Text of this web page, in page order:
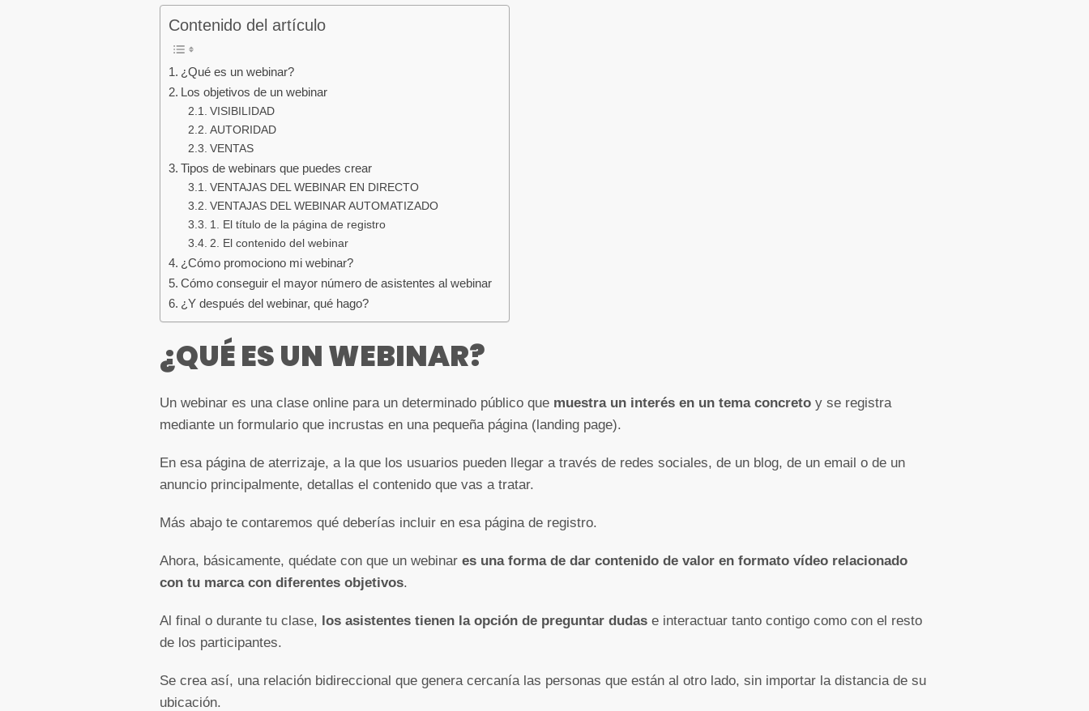
Contenido del artículo
¿Qué es un webinar?
Los objetivos de un webinar
VISIBILIDAD
AUTORIDAD
VENTAS
Tipos de webinars que puedes crear
VENTAJAS DEL WEBINAR EN DIRECTO
VENTAJAS DEL WEBINAR AUTOMATIZADO
1. El título de la página de registro
2. El contenido del webinar
¿Cómo promociono mi webinar?
Cómo conseguir el mayor número de asistentes al webinar
¿Y después del webinar, qué hago?
¿QUÉ ES UN WEBINAR?
Un webinar es una clase online para un determinado público que muestra un interés en un tema concreto y se registra
mediante un formulario que incrustas en una pequeña página (landing page).
En esa página de aterrizaje, a la que los usuarios pueden llegar a través de redes sociales, de un blog, de un email o de un
anuncio principalmente, detallas el contenido que vas a tratar.
Más abajo te contaremos qué deberías incluir en esa página de registro.
Ahora, básicamente, quédate con que un webinar es una forma de dar contenido de valor en formato vídeo relacionado
con tu marca con diferentes objetivos.
Al final o durante tu clase, los asistentes tienen la opción de preguntar dudas e interactuar tanto contigo como con el resto
de los participantes.
Se crea así, una relación bidireccional que genera cercanía las personas que están al otro lado, sin importar la distancia de su
ubicación.